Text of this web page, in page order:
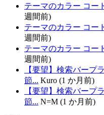
テーマのカラー コー
週間前)
テーマのカラー コー
週間前)
テーマのカラー コー
週間前)
【要望】検索バープ
節... Kuro (1 か月前)
【要望】検索バープ
節... N=M (1 か月前)